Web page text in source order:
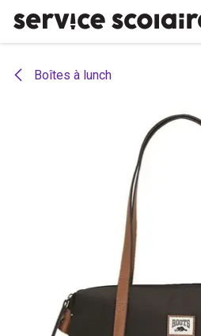
Boîtes à lunch